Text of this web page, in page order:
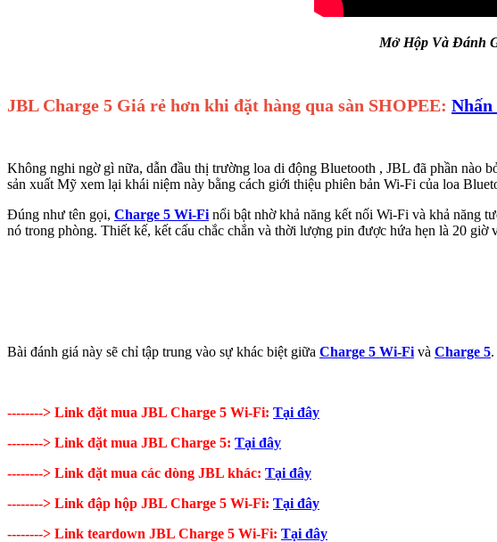
Mở Hộp Và Đánh
JBL Charge 5 Giá rẻ hơn khi đặt hàng qua sàn SHOPEE: Nhấn
Không nghi ngờ gì nữa, dẫn đầu thị trường loa di động Bluetooth , JBL đã phần nào
sản xuất Mỹ xem lại khái niệm này bằng cách giới thiệu phiên bản Wi-Fi của loa
Đúng như tên gọi, Charge 5 Wi-Fi nổi bật nhờ khả năng kết nối Wi-Fi và khả năng
nó trong phòng. Thiết kế, kết cấu chắc chắn và thời lượng pin được hứa hẹn là 20 giờ
Bài đánh giá này sẽ chỉ tập trung vào sự khác biệt giữa Charge 5 Wi-Fi và Charge 5
--------> Link đặt mua JBL Charge 5 Wi-Fi: Tại đây
--------> Link đặt mua JBL Charge 5: Tại đây
--------> Link đặt mua các dòng JBL khác: Tại đây
--------> Link đập hộp JBL Charge 5 Wi-Fi: Tại đây
--------> Link teardown JBL Charge 5 Wi-Fi: Tại đây